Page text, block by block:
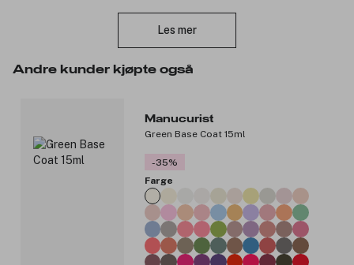
3332403
Les mer
Andre kunder kjøpte også
Manucurist
Green Base Coat 15ml
-35%
Farge